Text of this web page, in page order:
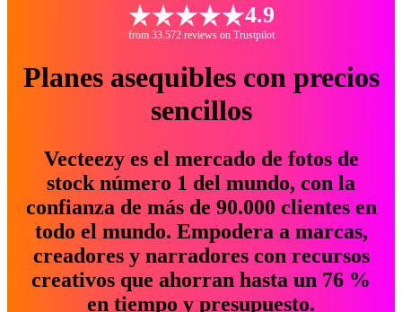
4.9
from 33.572 reviews on Trustpilot
Planes asequibles con precios
sencillos
Vecteezy es el mercado de fotos de
stock número 1 del mundo, con la
confianza de más de 90.000 clientes en
todo el mundo. Empodera a marcas,
creadores y narradores con recursos
creativos que ahorran hasta un 76 %
en tiempo y presupuesto.